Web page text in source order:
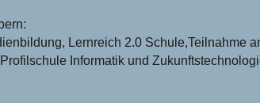
Lernreich 2.0 Schule,Teilnahme
Informatik und